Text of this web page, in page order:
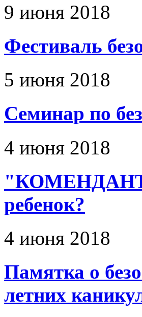
9 июня 2018
Фестиваль
5 июня 2018
Семинар по
4 июня 2018
ребенок?
4 июня 2018
Памятка о
летних